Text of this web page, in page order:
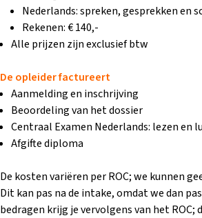
Nederlands: spreken, gesprekken en
Rekenen: € 140,-
Alle prijzen zijn exclusief btw
De opleider factureert
Aanmelding en inschrijving
Beoordeling van het dossier
Centraal Examen Nederlands: lezen en
Afgifte diploma
De kosten variëren per ROC; we kunnen
Dit kan pas na de intake, omdat we dan
bedragen krijg je vervolgens van het